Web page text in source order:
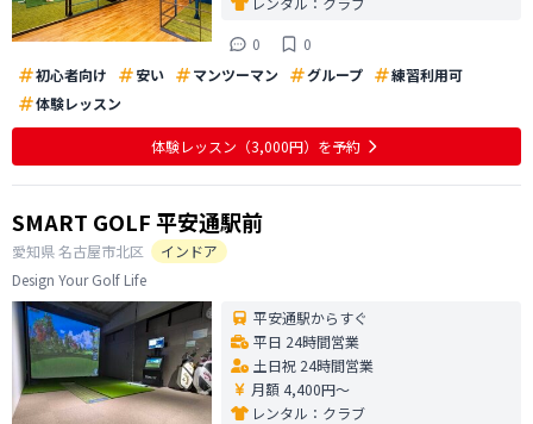
0
0
初心者向け
安い マンツーマン グループ
練習利用可
体験レッスン
体験レッスン （3,000円） を予約
SMART GOLF 平安通駅前
愛知県名古屋市北区
インドア
Design Your Golf Life
平安通駅からすぐ
平日 24時間営業
土日祝 24時間営業
月額 4,400円〜
レンタル： クラブ